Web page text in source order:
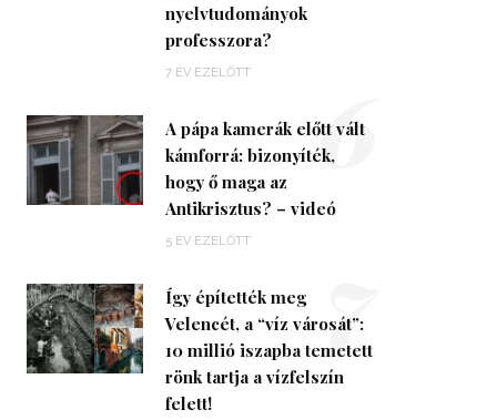
nyelvtudományok
professzora?
7 ÉV EZELŐTT
A pápa kamerák előtt vált
kámforrá: bizonyíték,
hogy ő maga az
Antikrisztus? – videó
5 ÉV EZELŐTT
6
Így építették meg
Velencét, a “víz városát”:
10 millió iszapba temetett
rönk tartja a vízfelszín
felett!
7